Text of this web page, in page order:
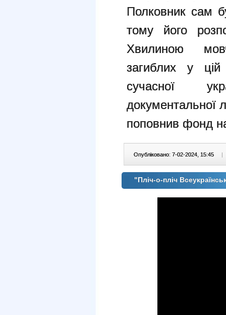
Полковник сам
тому його
Хвилиною
загиблих у
сучасної
документальної
поповнив фонд
Опубліковано: 7-02-2024, 15:45 |
"Пліч-о-пліч